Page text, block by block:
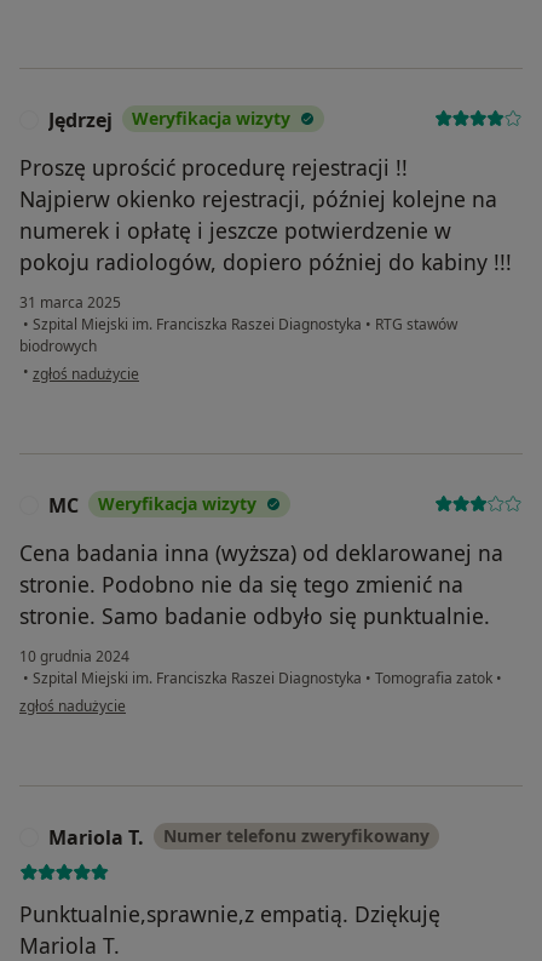
Jędrzej Weryfikacja wizyty
Proszę uprościć procedurę rejestracji !!
Najpierw okienko rejestracji, później kolejne na
numerek i opłatę i jeszcze potwierdzenie w
pokoju radiologów, dopiero później do kabiny !!!
31 marca 2025
• Szpital Miejski im. Franciszka Raszei Diagnostyka • RTG stawów
biodrowych
• w opinii użytkownika Jędrzej
zgłoś nadużycie
MC Weryfikacja wizyty
Cena badania inna (wyższa) od deklarowanej na
stronie. Podobno nie da się tego zmienić na
stronie. Samo badanie odbyło się punktualnie.
10 grudnia 2024
• Szpital Miejski im. Franciszka Raszei Diagnostyka • Tomografia zatok •
w opinii użytkownika MC
zgłoś nadużycie
Mariola T. Numer telefonu zweryfikowany
Punktualnie,sprawnie,z empatią. Dziękuję
Mariola T.